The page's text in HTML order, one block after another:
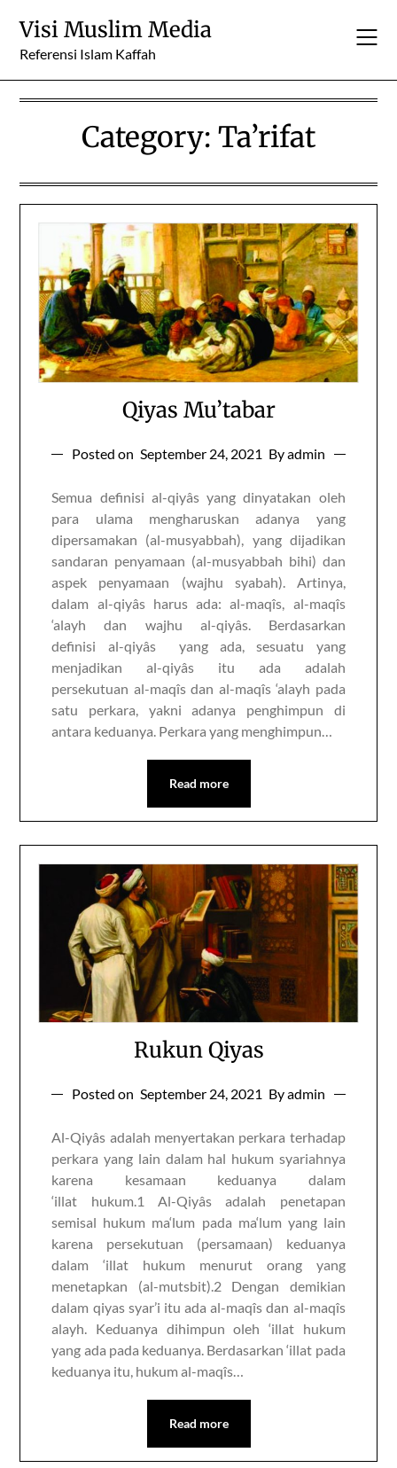
content
Visi Muslim Media
Referensi Islam Kaffah
Category: Ta’rifat
Qiyas Mu’tabar
Posted on September 24, 2021 By admin
Semua definisi al-qiyâs yang dinyatakan oleh
para ulama mengharuskan adanya yang
dipersamakan (al-musyabbah), yang dijadikan
sandaran penyamaan (al-musyabbah bihi) dan
aspek penyamaan (wajhu syabah). Artinya,
dalam al-qiyâs harus ada: al-maqîs, al-maqîs
‘alayh dan wajhu al-qiyâs. Berdasarkan
definisi al-qiyâs yang ada, sesuatu yang
menjadikan al-qiyâs itu ada adalah
persekutuan al-maqîs dan al-maqîs ‘alayh pada
satu perkara, yakni adanya penghimpun di
antara keduanya. Perkara yang menghimpun…
Read more
Rukun Qiyas
Posted on September 24, 2021 By admin
Al-Qiyâs adalah menyertakan perkara terhadap
perkara yang lain dalam hal hukum syariahnya
karena kesamaan keduanya dalam
‘illat hukum.1 Al-Qiyâs adalah penetapan
semisal hukum ma‘lum pada ma‘lum yang lain
karena persekutuan (persamaan) keduanya
dalam ‘illat hukum menurut orang yang
menetapkan (al-mutsbit).2 Dengan demikian
dalam qiyas syar’i itu ada al-maqîs dan al-maqîs
alayh. Keduanya dihimpun oleh ‘illat hukum
yang ada pada keduanya. Berdasarkan ‘illat pada
keduanya itu, hukum al-maqîs…
Read more